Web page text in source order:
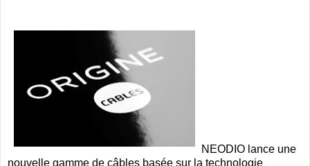
NEODIO lance une
nouvelle gamme de câbles basée sur la technologie